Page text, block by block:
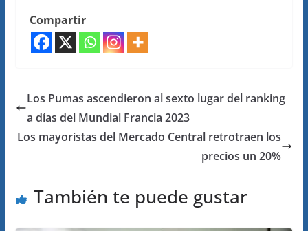
Compartir
Los Pumas ascendieron al sexto lugar del ranking
a días del Mundial Francia 2023
Los mayoristas del Mercado Central retrotraen los
precios un 20%
También te puede gustar